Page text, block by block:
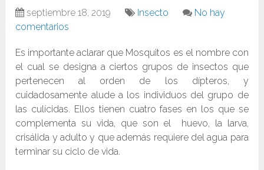
septiembre 18, 2019 Insecto
No hay
comentarios
Es importante aclarar que Mosquitos es el nombre con
el cual se designa a ciertos grupos de insectos que
pertenecen al orden de los dípteros, y
cuidadosamente alude a los individuos del grupo de
las culícidas. Ellos tienen cuatro fases en los que se
complementa su vida, que son el huevo, la larva,
crisálida y adulto y que además requiere del agua para
terminar su ciclo de vida.